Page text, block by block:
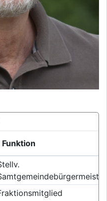
Funktion